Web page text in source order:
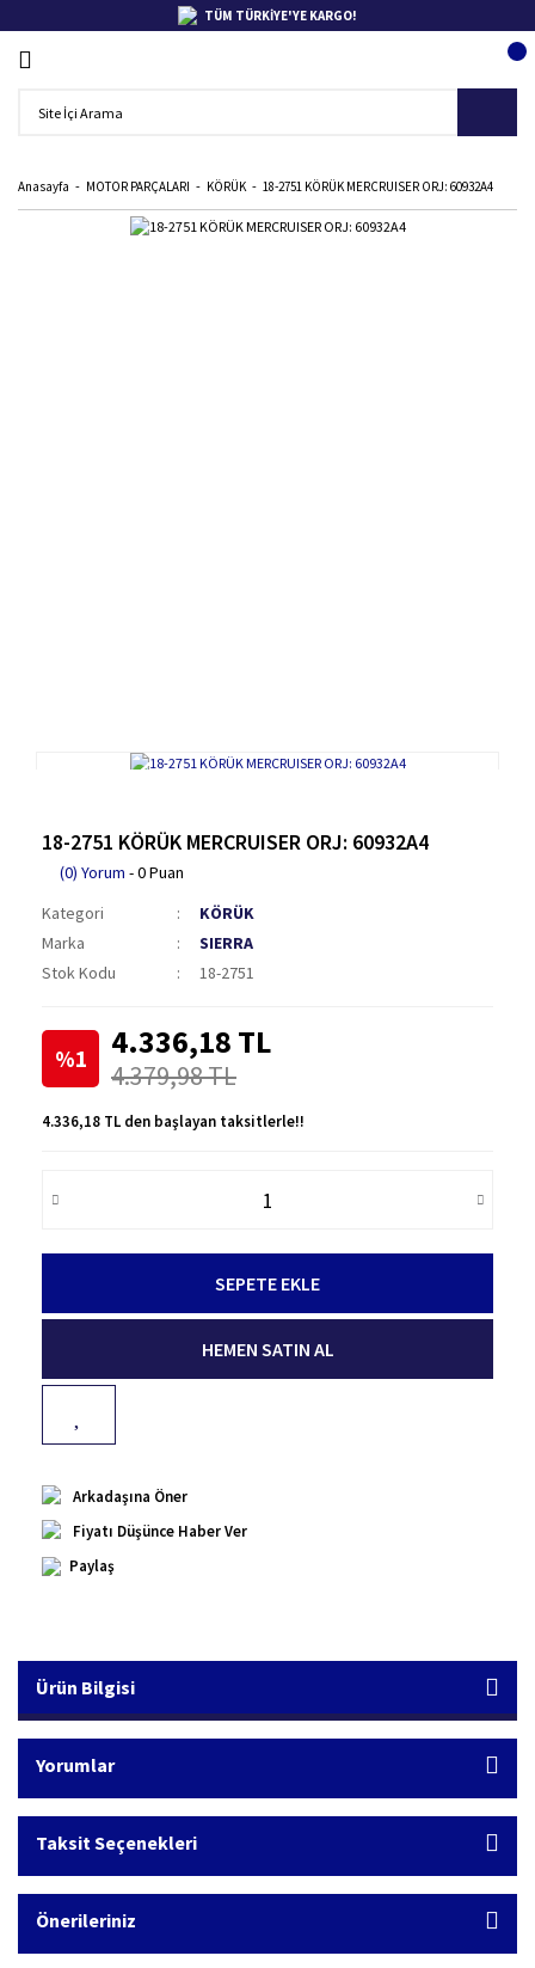
TÜM TÜRKİYE'YE KARGO!
Anasayfa MOTOR PARÇALARI KÖRÜK 18-2751 KÖRÜK MERCRUISER ORJ: 60932A4
18-2751 KÖRÜK MERCRUISER ORJ: 60932A4
(0) Yorum - 0 Puan
Kategori
KÖRÜK
Marka
SIERRA
Stok Kodu
18-2751
%1 4.336,18 TL
4.379,98 TL
4.336,18 TL den başlayan taksitlerle!!
SEPETE EKLE
HEMEN SATIN AL
Arkadaşına Öner
Fiyatı Düşünce Haber Ver
Paylaş
Ürün Bilgisi
Yorumlar
Taksit Seçenekleri
Önerileriniz